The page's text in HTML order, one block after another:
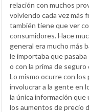
relación con muchos
volviendo cada vez más
también tiene que ver
consumidores. Hace
general era mucho más
le importaba que
o con la prima de seguro
Lo mismo ocurre con
involucrar a la gente en
la única información que
los aumentos de precio